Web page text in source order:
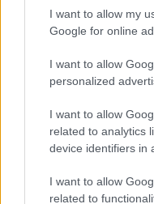
I want to allow my
Google for online
I want to allow
personalized
I want to allow
related to analytics
device identifiers in
I want to allow
related to
κανονισμός
σε διαμονή,
εκπαίδευση
ΔΥΠΑ:
8.000
Ξεκίνησαν οι